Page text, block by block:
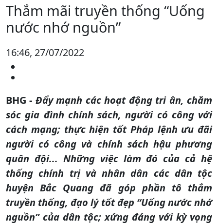
Thắm mãi truyền thống “Uống
nước nhớ nguồn”
16:46, 27/07/2022
BHG - Đẩy mạnh các hoạt động tri ân, chăm
sóc gia đình chính sách, người có công với
cách mạng; thực hiện tốt Pháp lệnh ưu đãi
người có công và chính sách hậu phương
quân đội... Những việc làm đó của cả hệ
thống chính trị và nhân dân các dân tộc
huyện Bắc Quang đã góp phần tô thắm
truyền thống, đạo lý tốt đẹp “Uống nước nhớ
nguồn” của dân tộc; xứng đáng với kỳ vọng